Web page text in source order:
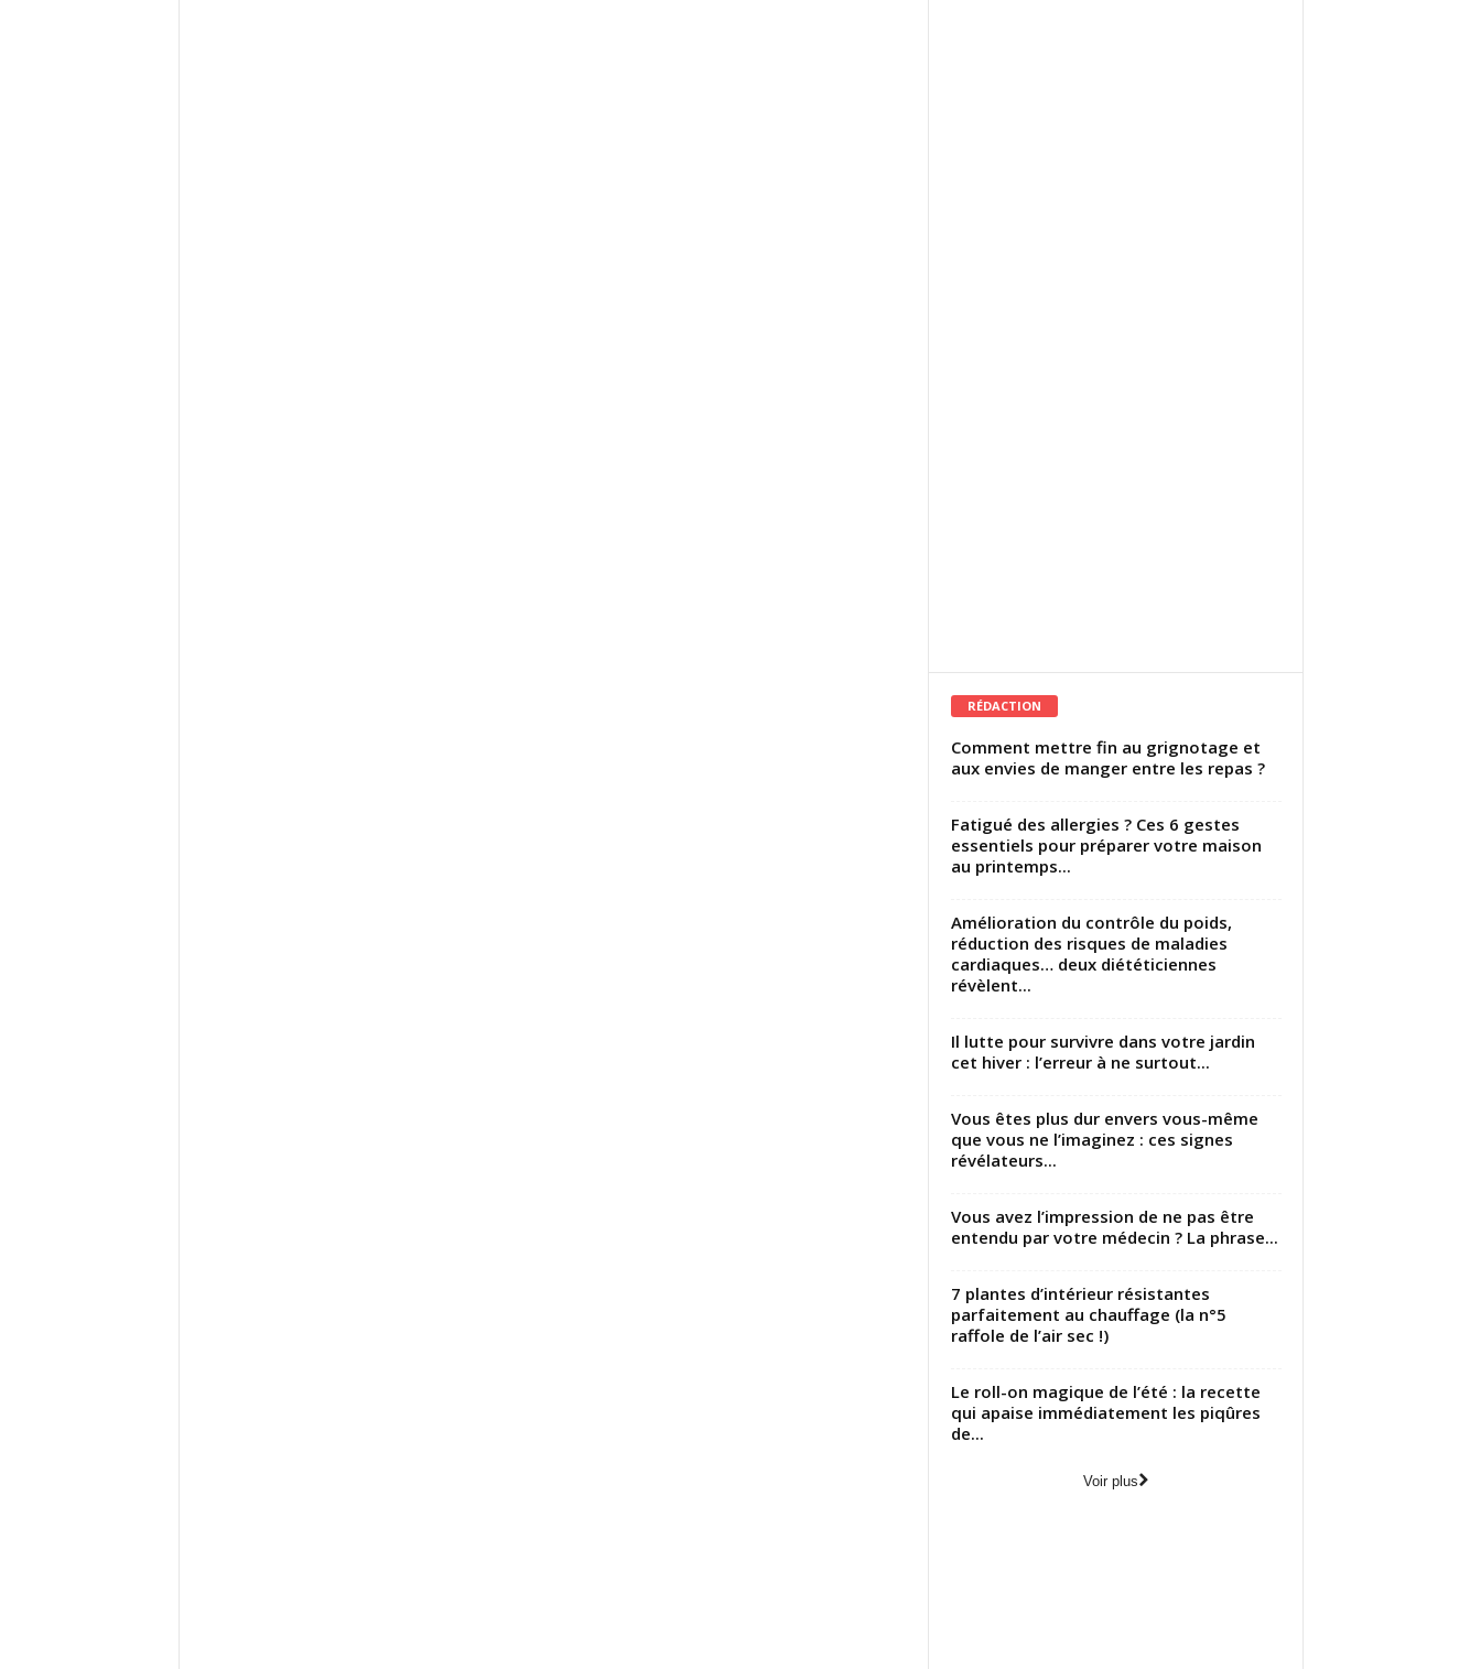
RÉDACTION
Comment mettre fin au grignotage et
aux envies de manger entre les repas ?
Fatigué des allergies ? Ces 6 gestes
essentiels pour préparer votre maison
au printemps...
Amélioration du contrôle du poids,
réduction des risques de maladies
cardiaques… deux diététiciennes
révèlent...
Il lutte pour survivre dans votre jardin
cet hiver : l’erreur à ne surtout...
Vous êtes plus dur envers vous-même
que vous ne l’imaginez : ces signes
révélateurs...
Vous avez l’impression de ne pas être
entendu par votre médecin ? La phrase...
7 plantes d’intérieur résistantes
parfaitement au chauffage (la n°5
raffole de l’air sec !)
Le roll-on magique de l’été : la recette
qui apaise immédiatement les piqûres
de...
Voir plus